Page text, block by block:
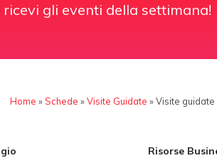
gli eventi della settimana!
Home »Schede »Visite Guidate »Visite guidate
Risorse